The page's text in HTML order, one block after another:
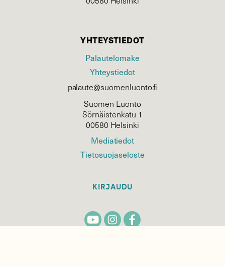
YHTEYSTIEDOT
Palautelomake
Yhteystiedot
palaute@suomenluonto.fi
Suomen Luonto
Sörnäistenkatu 1
00580 Helsinki
Mediatiedot
Tietosuojaseloste
KIRJAUDU